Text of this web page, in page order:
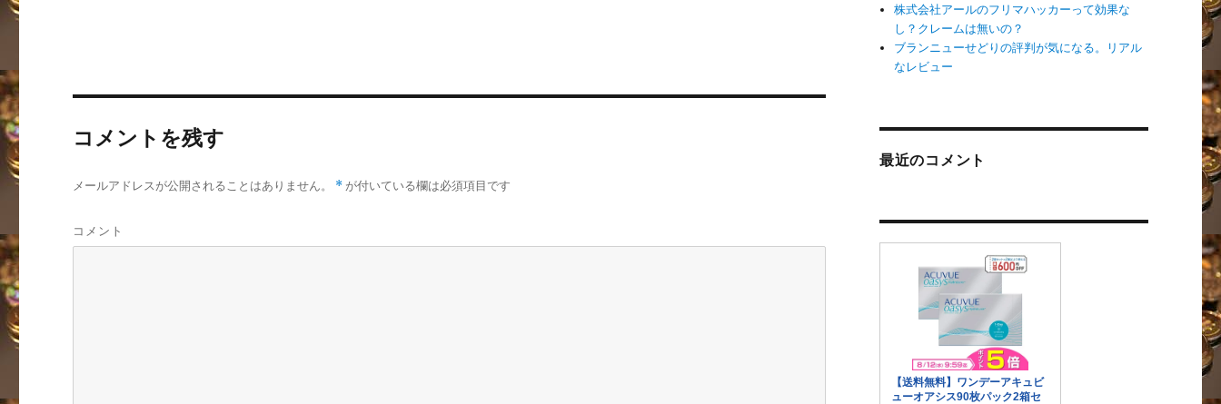
コメントを残す
メールアドレスが公開されることはありません。 * が付いている欄は必須項目です
コメント
株式会社アールのフリマハッカーって効果な
し？クレームは無いの？
ブランニューせどりの評判が気になる。リアル
なレビュー
最近のコメント